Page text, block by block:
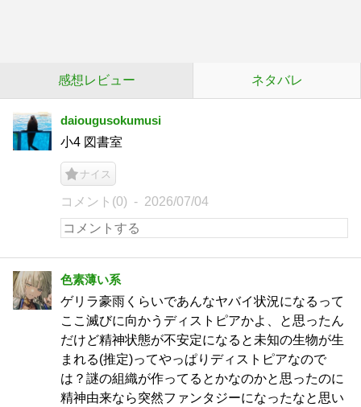
感想レビュー ネタバレ
daiougusokumusi
小4 図書室
ナイス
コメント(0) 2026/07/04
色素薄い系
ゲリラ豪雨くらいであんなヤバイ状況になるって
ここ滅びに向かうディストピアかよ、と思ったん
だけど精神状態が不安定になると未知の生物が生
まれる(推定)ってやっぱりディストピアなので
は？謎の組織が作ってるとかなのかと思ったのに
精神由来なら突然ファンタジーになったなと思い